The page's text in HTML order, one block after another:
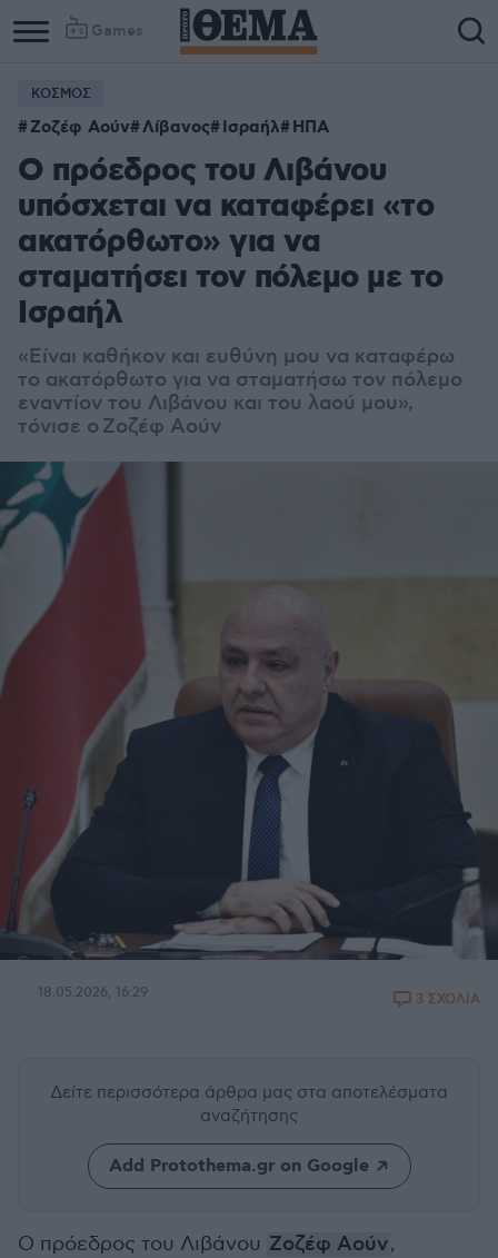
Games
ΚΟΣΜΟΣ
Ζοζέφ Αούν Λίβανος Ισραήλ ΗΠΑ
Ο πρόεδρος του Λιβάνου
υπόσχεται να καταφέρει «το
ακατόρθωτο» για να
σταματήσει τον πόλεμο με το
Ισραήλ
«Είναι καθήκον και ευθύνη μου να καταφέρω
το ακατόρθωτο για να σταματήσω τον πόλεμο
εναντίον του Λιβάνου και του λαού μου»,
τόνισε ο Ζοζέφ Αούν
18.05.2026, 16:29 3 ΣΧΟΛΙΑ
Δείτε περισσότερα άρθρα μας στα αποτελέσματα
αναζήτησης
Add Protothema.gr on Google
Ο πρόεδρος του Λιβάνου Ζοζέφ Αούν,